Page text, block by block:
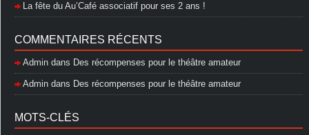
La fête du Au’Café associatif pour ses 2 ans !
COMMENTAIRES RÉCENTS
Admin dans Des récompenses pour le théâtre amateur
Admin dans Des récompenses pour le théâtre amateur
MOTS-CLÉS